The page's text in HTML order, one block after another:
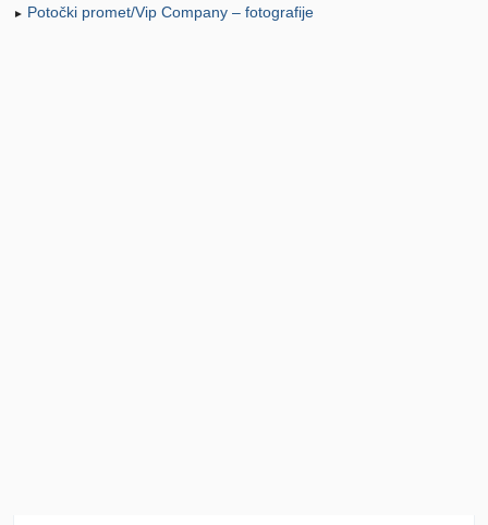
► Potočki promet/Vip Company – fotografije